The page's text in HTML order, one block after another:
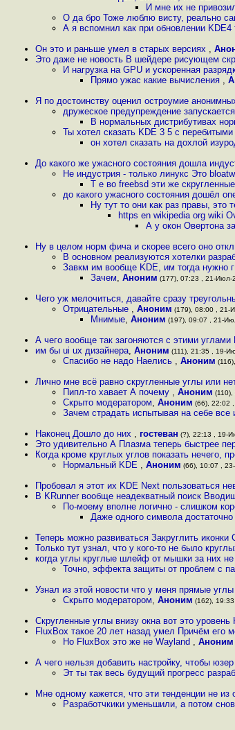
И мне их не
О да бро Тоже люблю висту, реально
А я вспомнил как при обновлении
Он это и раньше умел в старых версиях ,
Это даже не новость В шейдере рисующем
И нагрузка на GPU и ускоренная
Прямо ужас какие вычисления ,
Я по достоинству оценил остроумие
дружеское предупреждение
В нормальных дистрибутивах
Ты хотел сказать KDE 3 5 с перебитыми
он хотел сказать на дохлой
До какого же ужасного состояния дошла
Не индустрия - только линукс Это
Т е во freebsd эти же
до какого ужасного состояния дошёл
Ну тут то они как раз правы, это
https en wikipedia org wiki
А у окон Овертона
Ну в целом норм фича и скорее всего оно
В основном реализуются хотелки
Завкм им вообще KDE, им тогда нужно
Зачем, Аноним (177), 07:23 , 21-Июл-
Чего уж мелочиться, давайте сразу
Отрицательные , Аноним (179), 08:00 , 21-
Мнимые, Аноним (197), 09:07 , 21-
А чего вообще так загоняются с этими
им бы ui ux дизайнера, Аноним (111), 21:35 , 19-
Спасибо не надо Наелись , Аноним
Лично мне всё равно скругленные углы или
Пипл-то хавает А почему , Аноним
Скрыто модератором, Аноним (66), 22:02
Зачем страдать испытывая на себе
Наконец Дошло до них , гостеван (?), 22:13 , 19-
Это удивительно А Плазма теперь быстрее
Когда кроме круглых углов показать нечего,
Нормальный KDE , Аноним (66), 10:07 ,
Пробовал я этот их KDE Next пользоваться
В KRunner вообще неадекватный поиск
По-моему вполне логично - слишком
Даже одного символа
Теперь можно развиваться Закруглить
Только тут узнал, что у кого-то не было
когда углы круглые шлейф от мышки за них
Точно, эффекта защиты от проблем с
Узнал из этой новости что у меня прямые
Скрыто модератором, Аноним (162),
Скругленные углы внизу окна вот это
FluxBox такое 20 лет назад умел Причём его
Но FluxBox это же не Wayland , Аноним
А чего нельзя добавить настройку, чтобы
Эт ты так весь будущий прогресс
Мне одному кажется, что эти тенденции не из
Разработчкики уменьшили, а потом